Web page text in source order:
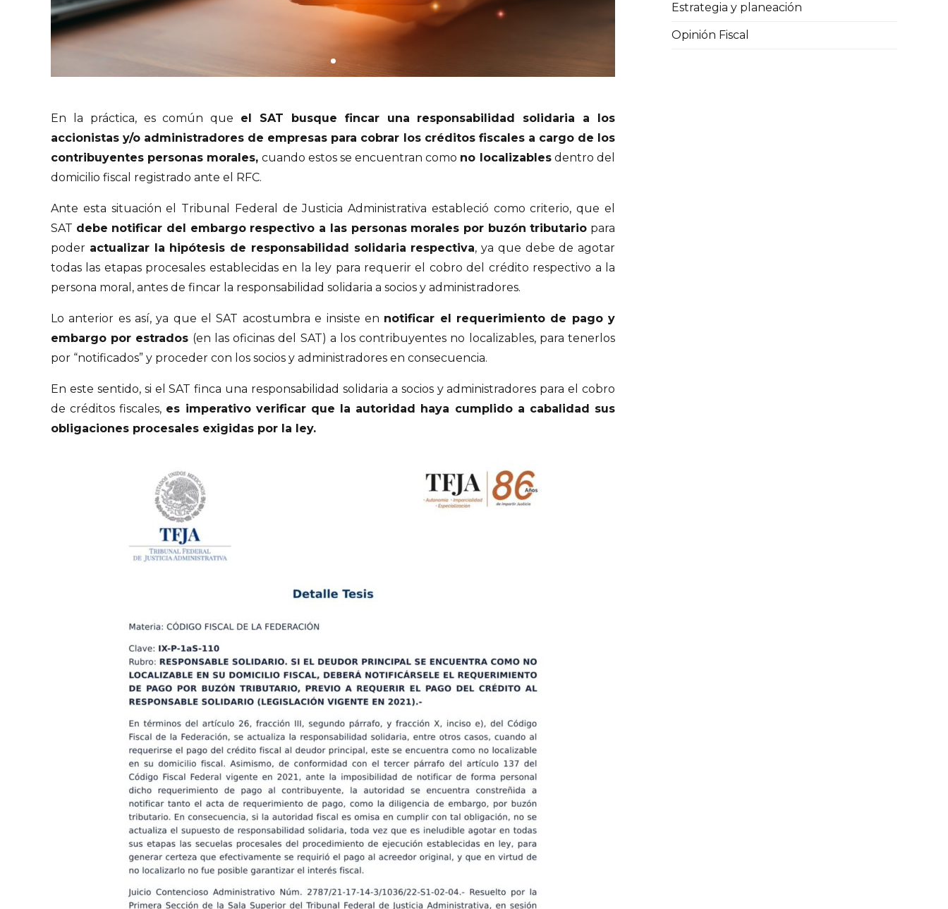
En la práctica, es común que el SAT busque fincar una responsabilidad solidaria a los
accionistas y/o administradores de empresas para cobrar los créditos fiscales a cargo de los
contribuyentes personas morales, cuando estos se encuentran como no localizablesdentro del
domicilio fiscal registrado ante el RFC.
Ante esta situación el Tribunal Federal de Justicia Administrativa estableció como criterio, que el
SAT debe notificar del embargo respectivo a las personas morales por buzón tributario para
poder actualizar la hipótesis de responsabilidad solidaria respectiva, ya que debe de agotar
todas las etapas procesales establecidas en la ley para requerir el cobro del crédito respectivo a la
persona moral, antes de fincar la responsabilidad solidaria a socios y administradores.
Lo anterior es así, ya que el SAT acostumbra e insiste en notificar el requerimiento de pago y
embargo por estrados (en las oficinas del SAT) a los contribuyentes no localizables, para tenerlos
por “notificados” y proceder con los socios y administradores en consecuencia.
En este sentido, si el SAT finca una responsabilidad solidaria a socios y administradores para el cobro
de créditos fiscales, es imperativo verificar que la autoridad haya cumplido a cabalidad sus
obligaciones procesales exigidas por la ley.
Estrategia y planeación
Opinión Fiscal